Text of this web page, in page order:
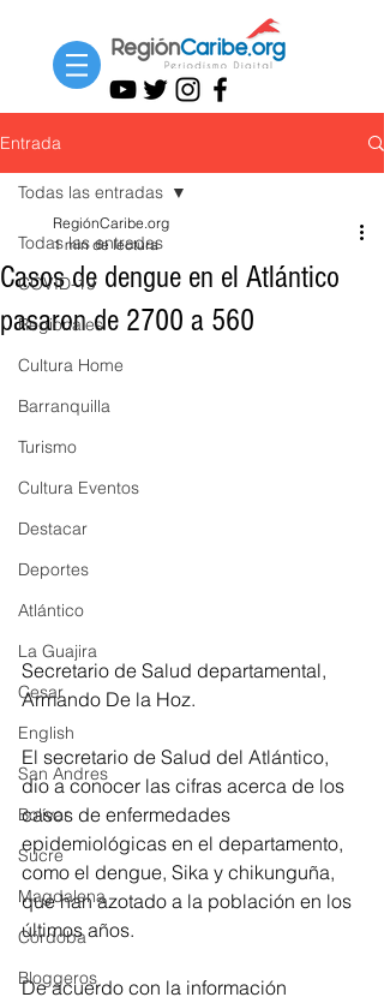
Entrada
Todas las entradas
COVID-19
Regionales
Cultura Home
Barranquilla
Turismo
Cultura Eventos
Destacar
Deportes
Atlántico
La Guajira
Cesar
English
San Andres
Bolívar
Sucre
Magdalena
Córdoba
Bloggeros
Todas las entradas
Casos de dengue en el Atlántico
pasaron de 2700 a 560
RegiónCaribe.org
1 min de lectura
Secretario de Salud departamental,
Armando De la Hoz.
El secretario de Salud del Atlántico,
dio a conocer las cifras acerca de los
casos de enfermedades
epidemiológicas en el departamento,
como el dengue, Sika y chikunguña,
que han azotado a la población en los
últimos años.
De acuerdo con la información